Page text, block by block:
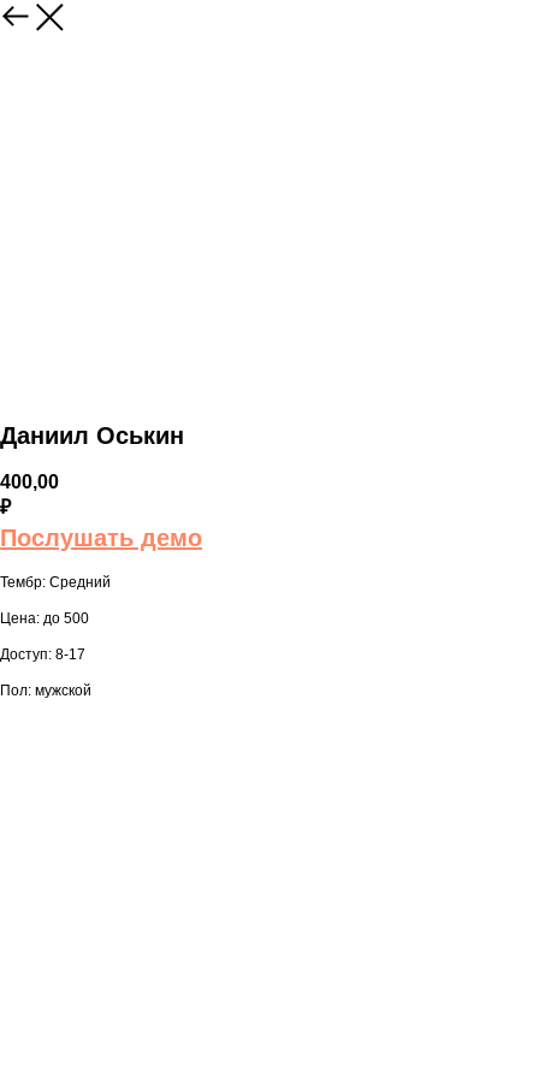
Даниил Оськин
400,00
₽
Послушать демо
Тембр: Средний
Цена: до 500
Доступ: 8-17
Пол: мужской